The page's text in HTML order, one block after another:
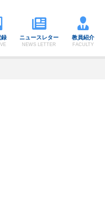
録 ニュースレター
NEWS LETTER
教員紹介
FACULTY